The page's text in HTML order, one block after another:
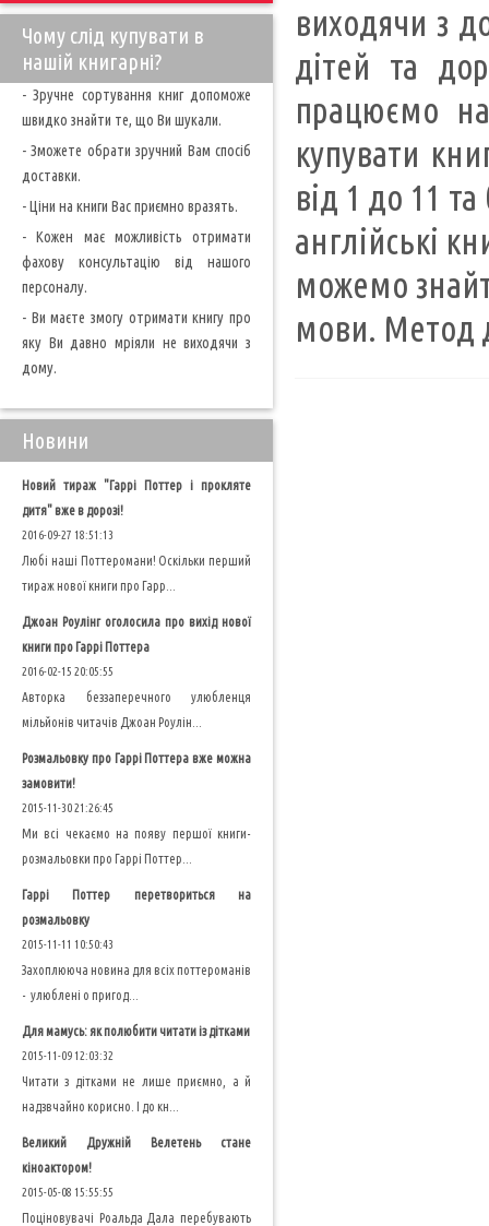
виходячи з
дітей та
працюємо
купувати
від 1 до 11
англійські
можемо
мови. Метод
Чому слід купувати в
нашій книгарні?
- Зручне сортування книг допоможе
швидко знайти те, що Ви шукали.
- Зможете обрати зручний Вам спосіб
доставки.
- Ціни на книги Вас приємно вразять.
- Кожен має можливість отримати
фахову консультацію від нашого
персоналу.
- Ви маєте змогу отримати книгу про
яку Ви давно мріяли не виходячи з
дому.
Новини
Новий тираж "Гаррі Поттер і прокляте
дитя" вже в дорозі!
2016-09-27 18:51:13
Любі наші Поттеромани! Оскільки перший
тираж нової книги про Гарр...
Джоан Роулінг оголосила про вихід нової
книги про Гаррі Поттера
2016-02-15 20:05:55
Авторка беззаперечного улюбленця
мільйонів читачів Джоан Роулін...
Розмальовку про Гаррі Поттера вже можна
замовити!
2015-11-30 21:26:45
Ми всі чекаємо на появу першої книги-
розмальовки про Гаррі Поттер...
Гаррі Поттер перетвориться на
розмальовку
2015-11-11 10:50:43
Захоплююча новина для всіх поттероманів
- улюблені о пригод...
Для мамусь: як полюбити читати із дітками
2015-11-09 12:03:32
Читати з дітками не лише приємно, а й
надзвчайно корисно. І до кн...
Великий Дружній Велетень стане
кіноактором!
2015-05-08 15:55:55
Поціновувачі Роальда Дала перебувають